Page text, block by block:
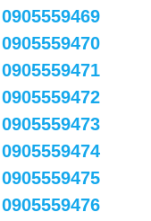
0905559469
0905559470
0905559471
0905559472
0905559473
0905559474
0905559475
0905559476